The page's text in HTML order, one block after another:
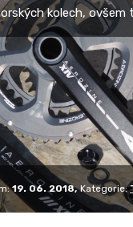
kolech, ovšem
technologie
19. 06. 2018 Kategorie: